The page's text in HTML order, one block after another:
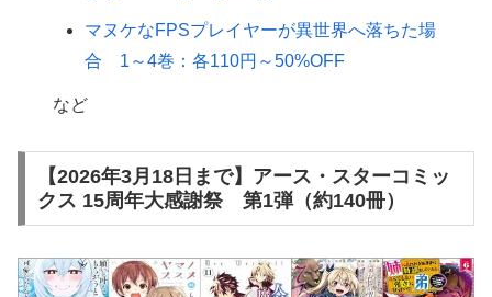
マヌケなFPSプレイヤーが異世界へ落ちた場
合 1～4巻：各110円～50%OFF
など
【2026年3月18日まで】アース・スターコミッ
クス 15周年大感謝祭 第1弾（約140冊）